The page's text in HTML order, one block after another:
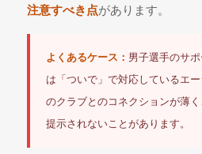
注意すべき点があります。
よくあるケース： 男子選手のサ
は「ついで」で対応しているエ
のクラブとのコネクションが薄
提示されないことがあります。